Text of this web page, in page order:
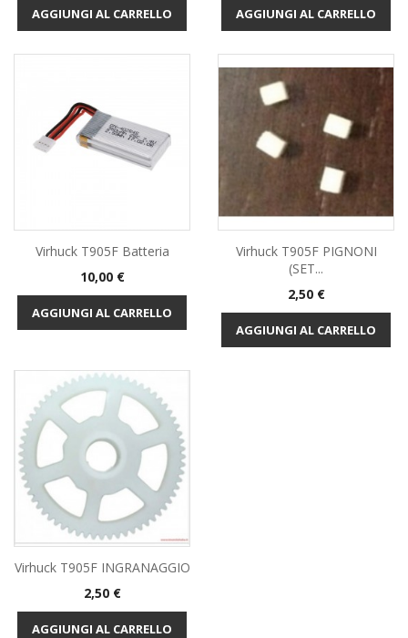
AGGIUNGI AL CARRELLO AGGIUNGI AL CARRELLO
Virhuck T905F Batteria
Prezzo
10,00 €
AGGIUNGI AL CARRELLO
Virhuck T905F PIGNONI
(SET...
Prezzo
2,50 €
AGGIUNGI AL CARRELLO
Virhuck T905F INGRANAGGIO
Prezzo
2,50 €
AGGIUNGI AL CARRELLO